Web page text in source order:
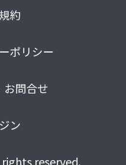
約
ポリシー
お問合せ
ン
reserved.